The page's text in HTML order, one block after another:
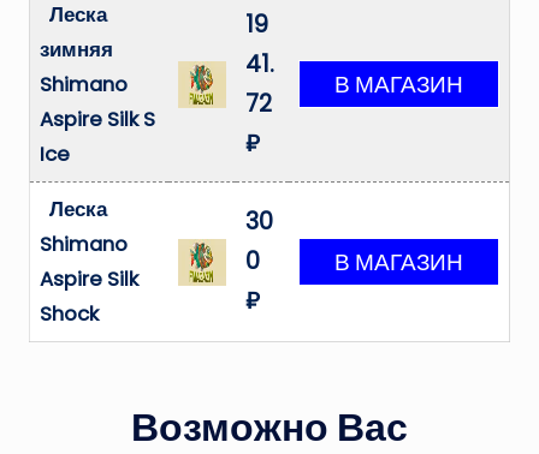
Леска
зимняя
Shimano
Aspire Silk S
Ice
19
41.
72
₽
Леска
Shimano
Aspire Silk
Shock
30
0
₽
Возможно Вас